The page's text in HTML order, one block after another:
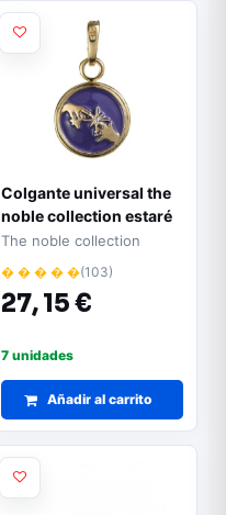
Colgante universal the
noble collection estaré
aquí mismo
The noble collection
� � � � �(103)
27,15 €
7 unidades
Añadir al carrito